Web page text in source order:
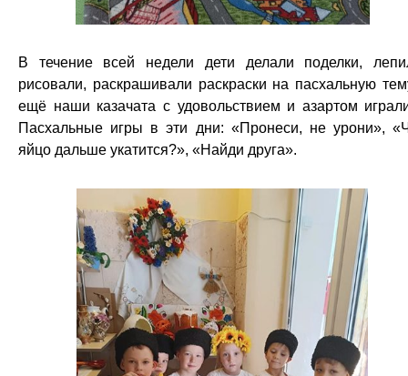
В течение всей недели дети делали поделки,
рисовали, раскрашивали раскраски на пасхальную
ещё наши казачата с удовольствием и азартом
Пасхальные игры в эти дни: «Пронеси, не урони»,
яйцо дальше укатится?», «Найди друга».